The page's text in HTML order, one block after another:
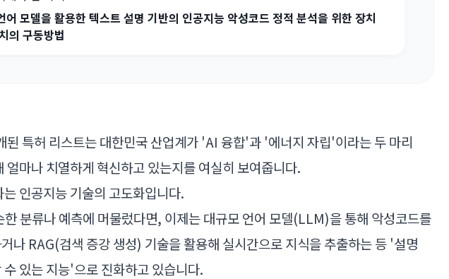
어 모델을 활용한 텍스트 설명 기반의 인공지능 악성코드 정적 분석을 위한 장치
의 구동방법
특허 리스트는 대한민국 산업계가 'AI 융합'과 '에너지 자립'이라는 두 마리
얼마나 치열하게 혁신하고 있는지를 여실히 보여줍니다.
인공지능 기술의 고도화입니다.
한 분류나 예측에 머물렀다면, 이제는 대규모 언어 모델(LLM)을 통해 악성코드를
나 RAG(검색 증강 생성) 기술을 활용해 실시간으로 지식을 추출하는 등 '설명
있는 지능'으로 진화하고 있습니다.